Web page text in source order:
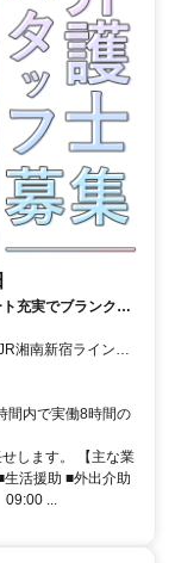
充実でブランクが
魅力◎
間内で実働8時間の
します。 【主な業
活援助 ■外出介助
09:00 ...